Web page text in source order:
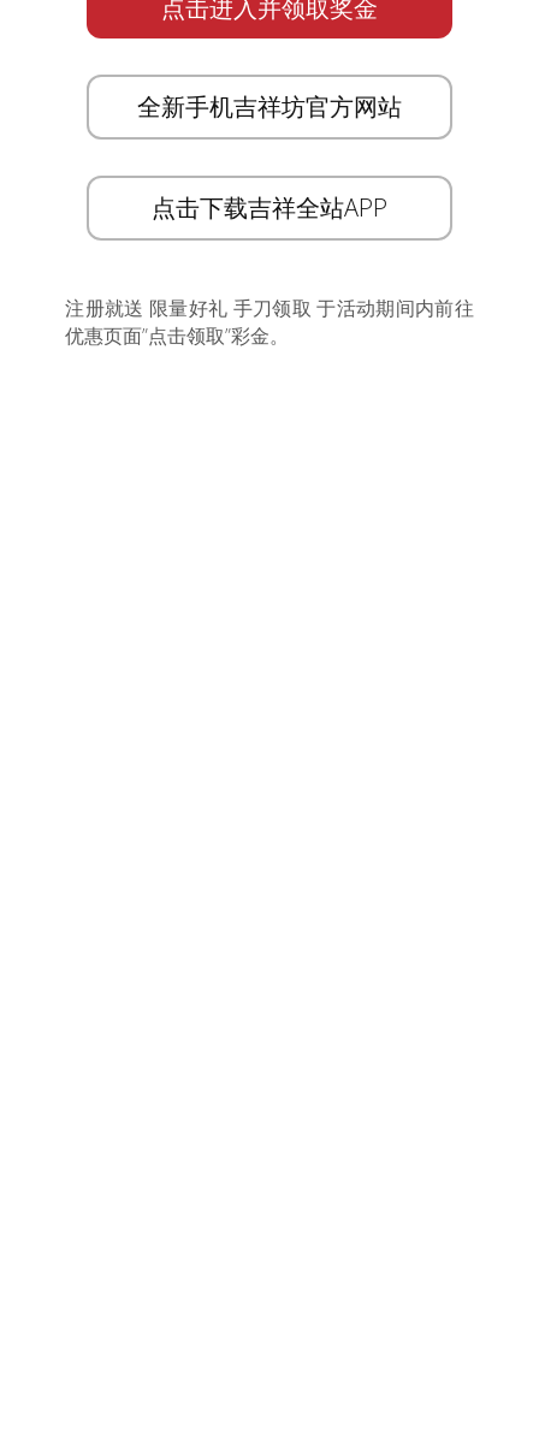
点击进入并领取奖金
全新手机吉祥坊官方网站
点击下载吉祥全站APP
注册就送 限量好礼 手刀领取 于活动期间内前往
优惠页面”点击领取”彩金。